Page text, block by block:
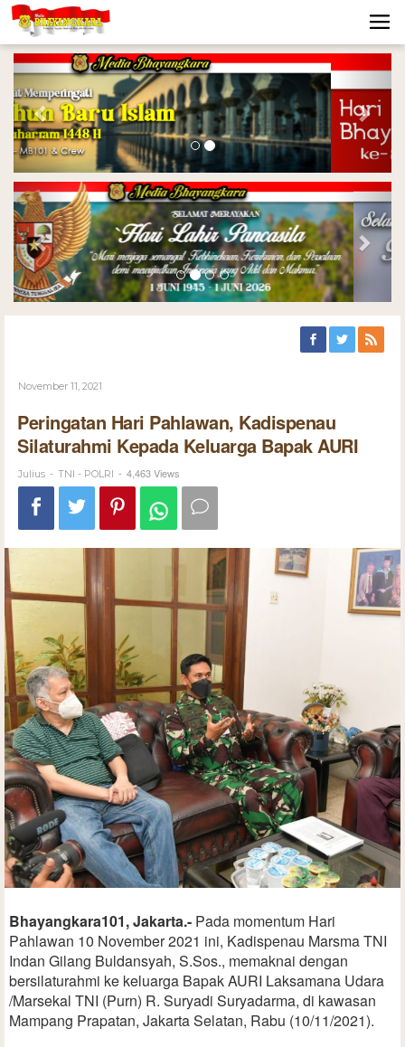
Previous Next
Previous Next
November 11, 2021
Peringatan Hari Pahlawan, Kadispenau
Silaturahmi Kepada Keluarga Bapak AURI
Julius - TNI - POLRI - 4,463 Views
Bhayangkara101, Jakarta.- Pada momentum Hari
Pahlawan 10 November 2021 ini, Kadispenau Marsma TNI
Indan Gilang Buldansyah, S.Sos., memaknai dengan
bersilaturahmi ke keluarga Bapak AURI Laksamana Udara
/Marsekal TNI (Purn) R. Suryadi Suryadarma, di kawasan
Mampang Prapatan, Jakarta Selatan, Rabu (10/11/2021).